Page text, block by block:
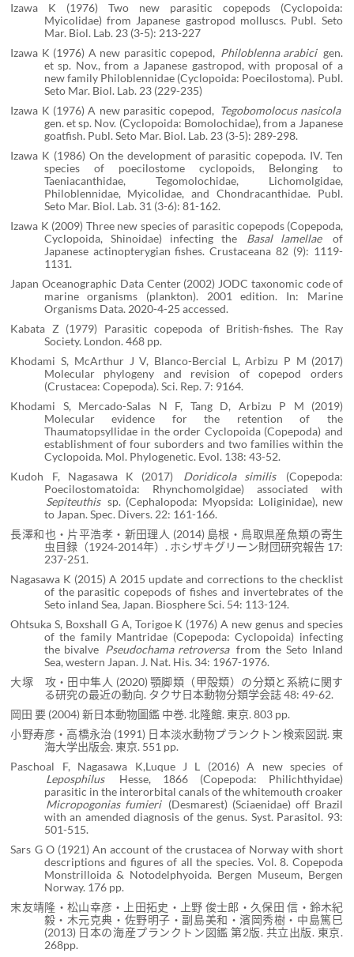
Izawa K (1976) Two new parasitic copepods (Cyclopoida:
Myicolidae) from Japanese gastropod molluscs. Publ. Seto
Mar. Biol. Lab. 23 (3-5): 213-227
Izawa K (1976) A new parasitic copepod, Philoblenna arabici gen.
et sp. Nov., from a Japanese gastropod, with proposal of a
new family Philoblennidae (Cyclopoida: Poecilostoma). Publ.
Seto Mar. Biol. Lab. 23 (229-235)
Izawa K (1976) A new parasitic copepod, Tegobomolocus nasicola
gen. et sp. Nov. (Cyclopoida: Bomolochidae), from a Japanese
goatfish. Publ. Seto Mar. Biol. Lab. 23 (3-5): 289-298.
Izawa K (1986) On the development of parasitic copepoda. IV. Ten
species of poecilostome cyclopoids, Belonging to
Taeniacanthidae, Tegomolochidae, Lichomolgidae,
Philoblennidae, Myicolidae, and Chondracanthidae. Publ.
Seto Mar. Biol. Lab. 31 (3-6): 81-162.
Izawa K (2009) Three new species of parasitic copepods (Copepoda,
Cyclopoida, Shinoidae) infecting the
Basal lamellae
of
Japanese actinopterygian fishes. Crustaceana 82 (9): 1119-
1131.
Japan Oceanographic Data Center (2002) JODC taxonomic code of
marine organisms (plankton). 2001 edition. In: Marine
Organisms Data. 2020-4-25 accessed.
Kabata Z (1979) Parasitic copepoda of British-fishes. The Ray
Society. London. 468 pp.
Khodami S, McArthur J V, Blanco-Bercial L, Arbizu P M (2017)
Molecular phylogeny and revision of copepod orders
(Crustacea: Copepoda). Sci. Rep. 7: 9164.
Khodami S, Mercado-Salas N F, Tang D, Arbizu P M (2019)
Molecular evidence for the retention of the
Thaumatopsyllidae in the order Cyclopoida (Copepoda) and
establishment of four suborders and two families within the
Cyclopoida. Mol. Phylogenetic. Evol. 138: 43-52.
Kudoh F, Nagasawa K (2017)
Doridicola similis
(Copepoda:
Poecilostomatoida: Rhynchomolgidae) associated with
Sepiteuthis sp. (Cephalopoda: Myopsida: Loliginidae), new
to Japan. Spec. Divers. 22: 161-166.
長澤和也・片平浩孝・新田理人 (2014) 島根・鳥取県産魚類の寄生
虫目録（1924-2014年）. ホシザキグリーン財団研究報告 17:
237-251.
Nagasawa K (2015) A 2015 update and corrections to the checklist
of the parasitic copepods of fishes and invertebrates of the
Seto inland Sea, Japan. Biosphere Sci. 54: 113-124.
Ohtsuka S, Boxshall G A, Torigoe K (1976) A new genus and species
of the family Mantridae (Copepoda: Cyclopoida) infecting
the bivalve Pseudochama retroversa from the Seto Inland
Sea, western Japan. J. Nat. His. 34: 1967-1976.
大塚 攻・田中隼人 (2020) 顎脚類（甲殻類）の分類と系統に関す
る研究の最近の動向. タクサ日本動物分類学会誌 48: 49-62.
岡田 要 (2004) 新日本動物圖鑑 中巻. 北隆館. 東京. 803 pp.
小野寿彦・高橋永治 (1991) 日本淡水動物プランクトン検索図説. 東
海大学出版会. 東京. 551 pp.
Paschoal F, Nagasawa K,Luque J L (2016) A new species of
Leposphilus
Hesse, 1866 (Copepoda: Philichthyidae)
parasitic in the interorbital canals of the whitemouth croaker
Micropogonias fumieri (Desmarest) (Sciaenidae) off Brazil
with an amended diagnosis of the genus. Syst. Parasitol. 93:
501-515.
Sars G O (1921) An account of the crustacea of Norway with short
descriptions and figures of all the species. Vol. 8. Copepoda
Monstrilloida & Notodelphyoida. Bergen Museum, Bergen
Norway. 176 pp.
末友靖隆・松山幸彦・上田拓史・上野 俊士郎・久保田 信・鈴木紀
毅・木元克典・佐野明子・副島美和・濱岡秀樹・中島篤巳
(2013) 日本の海産プランクトン図鑑 第2版. 共立出版. 東京.
268pp.